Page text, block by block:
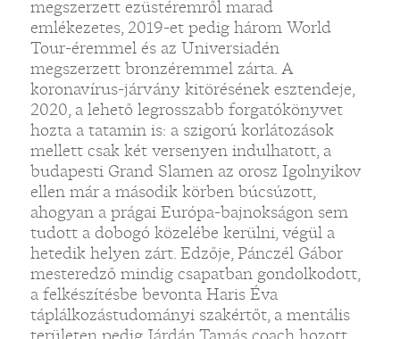
megszerzett ezüstéremről marad
emlékezetes, 2019-et pedig három World
Tour-éremmel és az Universiadén
megszerzett bronzéremmel zárta. A
koronavírus-járvány kitörésének esztendeje,
2020, a lehető legrosszabb forgatókönyvet
hozta a tatamin is: a szigorú korlátozások
mellett csak két versenyen indulhatott, a
budapesti Grand Slamen az orosz Igolnyikov
ellen már a második körben búcsúzott,
ahogyan a prágai Európa-bajnokságon sem
tudott a dobogó közelébe kerülni, végül a
hetedik helyen zárt. Edzője, Pánczél Gábor
mesteredző mindig csapatban gondolkodott,
a felkészítésbe bevonta Haris Éva
táplálkozástudományi szakértőt, a mentális